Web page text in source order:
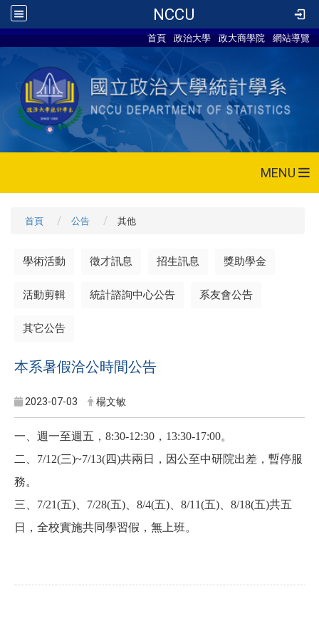
NCCU
首頁 政治大學 政大商學院 網站導覽
MENU
首頁 公告 其他
學術活動 徵才訊息 招生訊息 獎助學金
活動剪輯 統計諮詢中心公告 系友會公告
其它公告
本系暑假洽公時間公告
2023-07-03 楊文敏
一、週一至週五，8:30-12:30，13:30-17:00。
二、7/12(三)~7/13(四)共兩日，因公至中研院出差，暫停服
務。
三、7/21(五)、7/28(五)、8/4(五)、8/11(五)、8/18(五)共五
日，全校實施共同學習假，無上班。